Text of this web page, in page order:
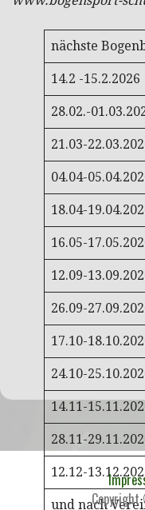
nächste
14.2 -15.2.2026
28.02.-
21.03-
04.04-
18.04-
16.05-
12.09-
26.09-
17.10-
24.10-
14.11-
28.11-
12.12-
und nachCopyright